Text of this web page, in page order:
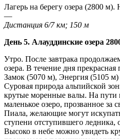
Лагерь на берегу озера (2800 м).
—
Дистанция 6/7 км; 150 м
День 5. Алауддинские озера
Утро. После завтрака
озера. В течение дня
Замок (5070 м), Энергия (5105
Суровая природа альпийской
крутые моренные валы. На пути
маленькое озеро, прозванное
Пиала, желающие могут
ступени отступившего ледника,
Высоко в небе можно увидеть